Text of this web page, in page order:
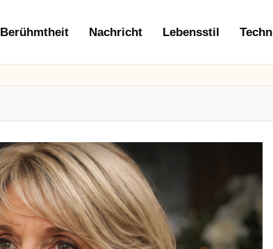
Berühmtheit Nachricht Lebensstil Techn